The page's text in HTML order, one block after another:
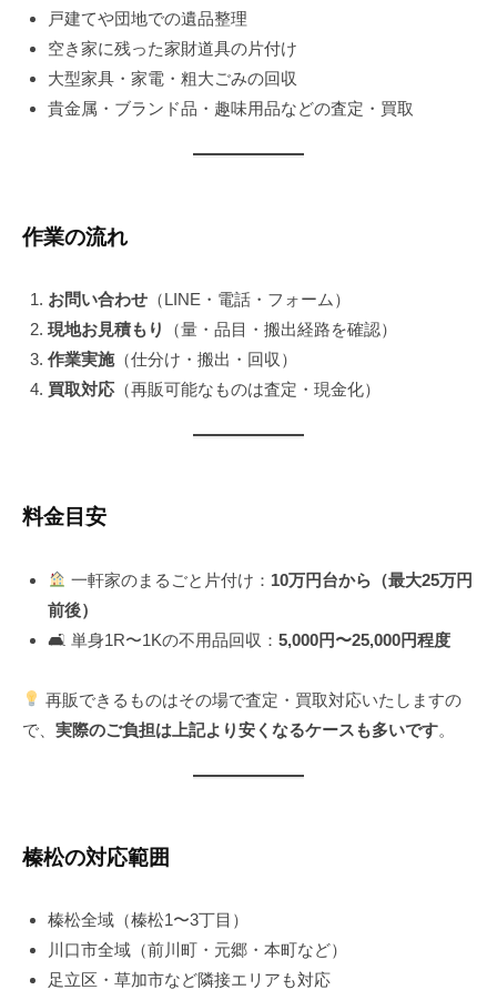
戸建てや団地での遺品整理
空き家に残った家財道具の片付け
大型家具・家電・粗大ごみの回収
貴金属・ブランド品・趣味用品などの査定・買取
作業の流れ
お問い合わせ（LINE・電話・フォーム）
現地お見積もり
（量・品目・搬出経路を確認）
作業実施（仕分け・搬出・回収）
買取対応（再販可能なものは査定・現金化）
料金目安
一軒家のまるごと片付け： 10万円台から（最大25万円
前後）
🛋 単身1R〜1Kの不用品回収： 5,000円〜25,000円程度
再販できるものはその場で査定・買取対応いたしますの
で、 実際のご負担は上記より安くなるケースも多いです。
榛松の対応範囲
榛松全域（榛松1〜3丁目）
川口市全域（前川町・元郷・本町など）
足立区・草加市など隣接エリアも対応